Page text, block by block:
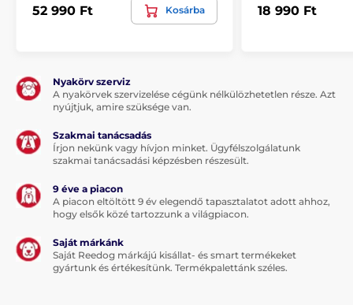
52 990 Ft Kosárba 18 990 Ft
Nyakörv szerviz
A nyakörvek szervizelése cégünk nélkülözhetetlen része. Azt
nyújtjuk, amire szüksége van.
Szakmai tanácsadás
Írjon nekünk vagy hívjon minket. Ügyfélszolgálatunk
szakmai tanácsadási képzésben részesült.
9 éve a piacon
A piacon eltöltött 9 év elegendő tapasztalatot adott ahhoz,
hogy elsők közé tartozzunk a világpiacon.
Saját márkánk
Saját Reedog márkájú kisállat- és smart termékeket
gyártunk és értékesítünk. Termékpalettánk széles.